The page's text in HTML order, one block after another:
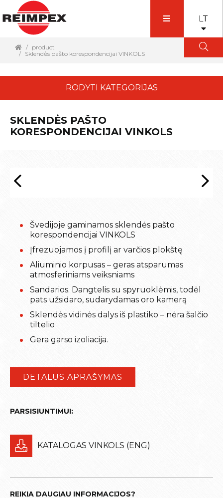
LT
product
Sklendės pašto korespondencijai VINKOLS
RODYTI KATEGORIJAS
SKLENDĖS PAŠTO
KORESPONDENCIJAI VINKOLS
Švedijoje gaminamos sklendės pašto
korespondencijai VINKOLS
Įfrezuojamos į profilį ar varčios plokštę
Aliuminio korpusas – geras atsparumas
atmosferiniams veiksniams
Sandarios. Dangtelis su spyruoklėmis, todėl
pats užsidaro, sudarydamas oro kamerą
Sklendės vidinės dalys iš plastiko – nėra šalčio
tiltelio
Gera garso izoliacija.
DETALUS APRAŠYMAS
PARSISIUNTIMUI:
KATALOGAS VINKOLS (ENG)
REIKIA DAUGIAU INFORMACIJOS?